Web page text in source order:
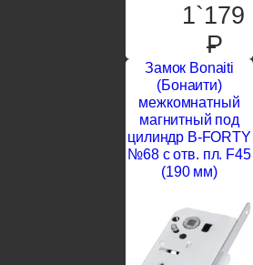
1`179
P
Замок Bonaiti
(Бонаити)
межкомнатный
магнитный под
цилиндр B-FORTY
№68 с отв. пл. F45
(190 мм)